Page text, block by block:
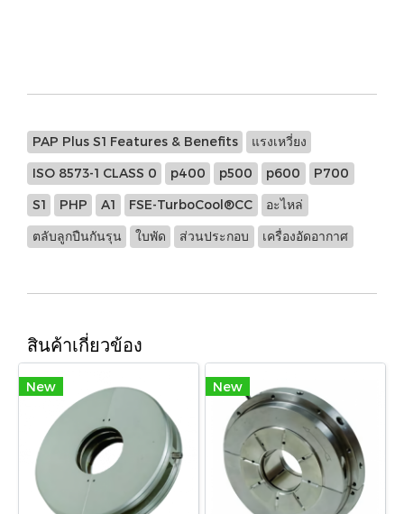
PAP Plus S1 Features & Benefits แรงเหวี่ยง
ISO 8573-1 CLASS 0 p400 p500 p600 P700
S1 PHP A1 FSE-TurboCool®CC อะไหล่
ตลับลูกปืนกันรุน ใบพัด ส่วนประกอบ เครื่องอัดอากาศ
สินค้าเกี่ยวข้อง
New New